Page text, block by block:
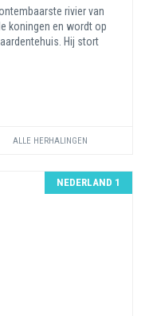
rivier van
koningen en wordt op
Hij stort
ALLE HERHALINGEN
NEDERLAND 1